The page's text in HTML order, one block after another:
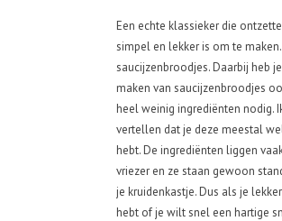
Een echte klassieker die
simpel en lekker is om te
saucijzenbroodjes. Daarbij heb
maken van saucijzenbroodjes
heel weinig ingrediënten nodig.
vertellen dat je deze meestal
hebt. De ingrediënten liggen
vriezer en ze staan gewoon
je kruidenkastje. Dus als je
hebt of je wilt snel een hartige